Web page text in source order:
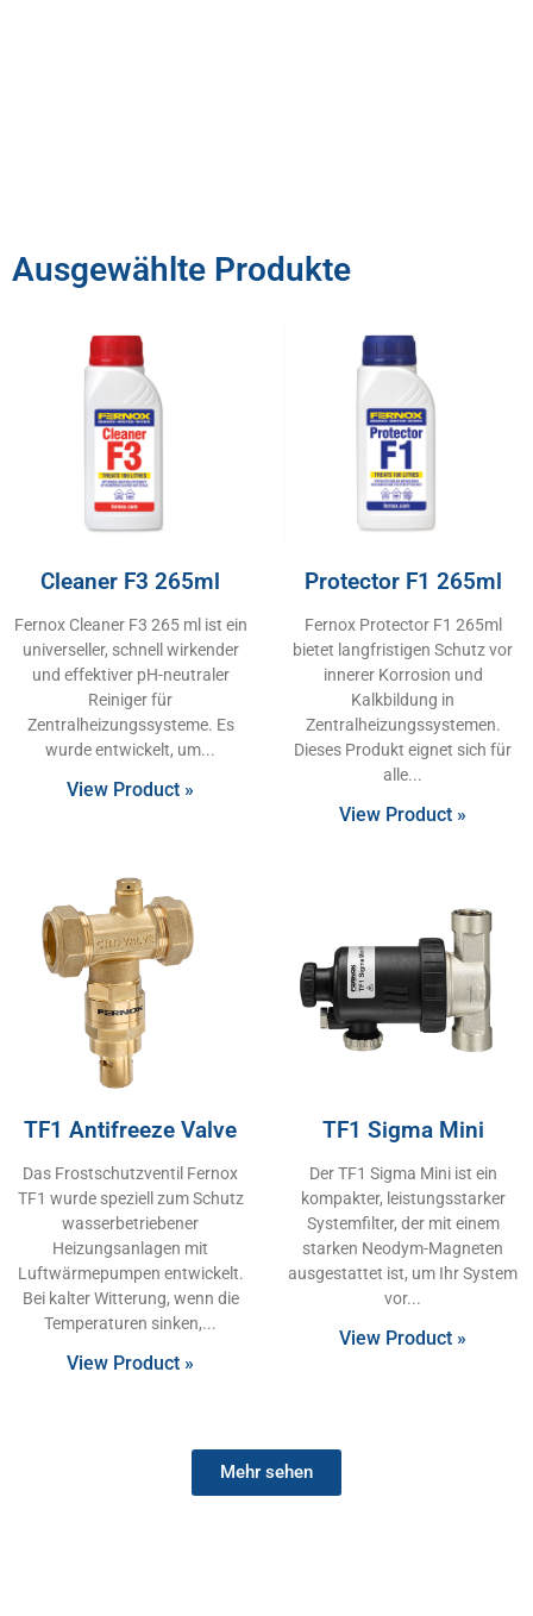
Ausgewählte Produkte
Cleaner F3 265ml
Fernox Cleaner F3 265 ml ist ein
universeller, schnell wirkender
und effektiver pH-neutraler
Reiniger für
Zentralheizungssysteme. Es
wurde entwickelt, um
View Product »
Protector F1 265ml
Fernox Protector F1 265ml
bietet langfristigen Schutz vor
innerer Korrosion und
Kalkbildung in
Zentralheizungssystemen.
Dieses Produkt eignet sich für
alle
View Product »
TF1 Antifreeze Valve
Das Frostschutzventil Fernox
TF1 wurde speziell zum Schutz
wasserbetriebener
Heizungsanlagen mit
Luftwärmepumpen entwickelt.
Bei kalter Witterung, wenn die
Temperaturen sinken,
View Product »
TF1 Sigma Mini
Der TF1 Sigma Mini ist ein
kompakter, leistungsstarker
Systemfilter, der mit einem
starken Neodym-Magneten
ausgestattet ist, um Ihr System
vor
View Product »
Mehr sehen